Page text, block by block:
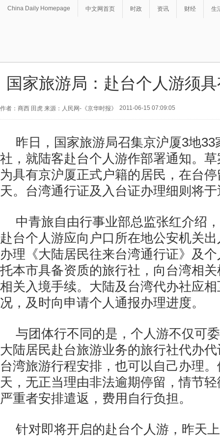
China Daily Homepage 中文网首页 时政 资讯 财经 生
国家旅游局：赴台个人游须
作者：商西 田虎 来源：人民网-《京华时报》 2011-06-15 07:09:05
昨日，国家旅游局召集京沪厦3地
社，就陆客赴台个人游作部署通知。
为具有京沪厦正式户籍的居民，在台
天。台湾通行证及入台证办理细则将
中青旅自由行事业部总监张红介绍
赴台个人游应向户口所在地公安机关
办理《大陆居民往来台湾通行证》及
托本市具备资质的旅行社，向台湾相
相关入境手续。大陆及台湾代办社应
况，及时向申请个人通报办理进度。
与团体行不同的是，个人游不仅可
大陆居民赴台旅游业务的旅行社代办
台湾旅游行程安排，也可以自己办理
天，无正当理由非法逾期停留，情节
严重者安排遣返，费用自行负担。
针对即将开启的赴台个人游，昨天